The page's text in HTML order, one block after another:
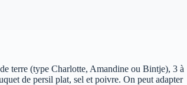
terre (type Charlotte, Amandine ou Bintje), 3 à
de persil plat, sel et poivre. On peut adapter